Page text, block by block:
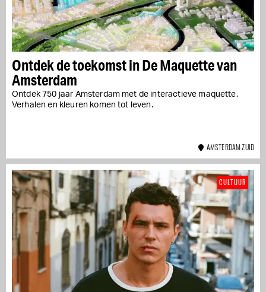
Ontdek de toekomst in De Maquette van
Amsterdam
Ontdek 750 jaar Amsterdam met de interactieve maquette.
Verhalen en kleuren komen tot leven.
AMSTERDAM ZUID
CULTUUR